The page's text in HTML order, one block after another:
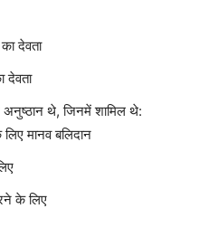
देवता
देवता
अनुष्ठान थे, जिनमें शामिल थे:
मानव बलिदान
के लिए